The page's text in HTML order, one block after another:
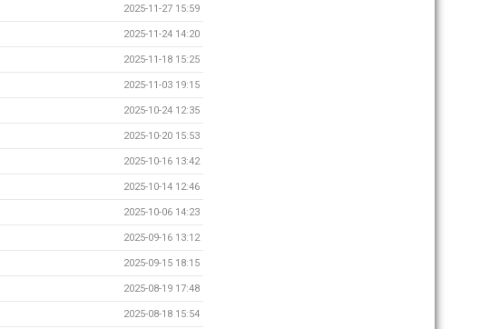
2025-11-27 15:59
2025-11-24 14:20
2025-11-18 15:25
2025-11-03 19:15
2025-10-24 12:35
2025-10-20 15:53
2025-10-16 13:42
2025-10-14 12:46
2025-10-06 14:23
2025-09-16 13:12
2025-09-15 18:15
2025-08-19 17:48
2025-08-18 15:54